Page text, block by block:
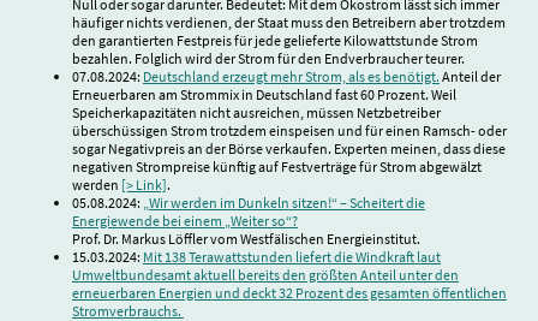
Null oder sogar darunter. Bedeutet: Mit dem Ökostrom lässt sich immer
häufiger nichts verdienen, der Staat muss den Betreibern aber trotzdem
den garantierten Festpreis für jede gelieferte Kilowattstunde Strom
bezahlen. Folglich wird der Strom für den Endverbraucher teurer.
07.08.2024: Deutschland erzeugt mehr Strom, als es benötigt. Anteil der
Erneuerbaren am Strommix in Deutschland fast 60 Prozent. Weil
Speicherkapazitäten nicht ausreichen, müssen Netzbetreiber
überschüssigen Strom trotzdem einspeisen und für einen Ramsch- oder
sogar Negativpreis an der Börse verkaufen. Experten meinen, dass diese
negativen Strompreise künftig auf Festverträge für Strom abgewälzt
werden [> Link].
05.08.2024: „Wir werden im Dunkeln sitzen!“ – Scheitert die
Energiewende bei einem „Weiter so“?
Prof. Dr. Markus Löffler vom Westfälischen Energieinstitut.
15.03.2024: Mit 138 Terawattstunden liefert die Windkraft laut
Umweltbundesamt aktuell bereits den größten Anteil unter den
erneuerbaren Energien und deckt 32 Prozent des gesamten öffentlichen
Stromverbrauchs.